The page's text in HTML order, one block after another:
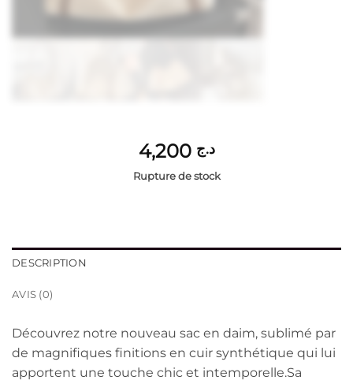
د.ج 4,200
Rupture de stock
DESCRIPTION
AVIS (0)
Découvrez notre nouveau sac en daim, sublimé par
de magnifiques finitions en cuir synthétique qui lui
apportent une touche chic et intemporelle.Sa